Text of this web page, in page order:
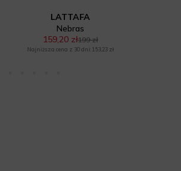
LATTAFA
Nebras
159,20 zł199 zł
Najniższa cena z 30 dni: 153,23 zł